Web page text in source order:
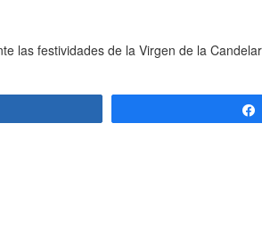
las festividades de la Virgen de la